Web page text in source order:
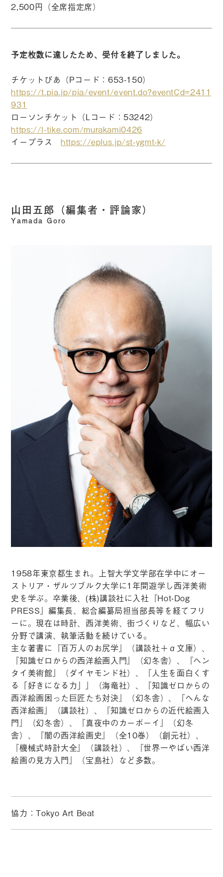
2,500円（全席指定席）
予定枚数に達したため、受付を終了しました。
チケットぴあ（Pコード：653-150）
https://t.pia.jp/pia/event/event.do?eventCd=2411
931
ローソンチケット（Lコード：53242）
https://l-tike.com/murakami0426
イープラスhttps://eplus.jp/st-ygmt-k/
山田五郎（編集者・評論家）
Yamada Goro
1958年東京都生まれ。上智大学文学部在学中にオー
ストリア・ザルツブルク大学に1年間遊学し西洋美術
史を学ぶ。卒業後、(株)講談社に入社『Hot-Dog
PRESS』編集長、総合編纂局担当部長等を経てフリ
ーに。現在は時計、西洋美術、街づくりなど、幅広い
分野で講演、執筆活動を続けている。
主な著書に『百万人のお尻学』（講談社＋α文庫）、
『知識ゼロからの西洋絵画入門』（幻冬舎）、『ヘン
タイ美術館』（ダイヤモンド社）、『人生を面白くす
る「好きになる力」』（海竜社）、『知識ゼロからの
西洋絵画困った巨匠たち対決』（幻冬舎）、『へんな
西洋絵画』（講談社）、『知識ゼロからの近代絵画入
門』（幻冬舎）、『真夜中のカーボーイ』（幻冬
舎）、『闇の西洋絵画史』（全10巻）（創元社）、
『機械式時計大全』（講談社）、『世界一やばい西洋
絵画の見方入門』（宝島社）など多数。
協力：Tokyo Art Beat